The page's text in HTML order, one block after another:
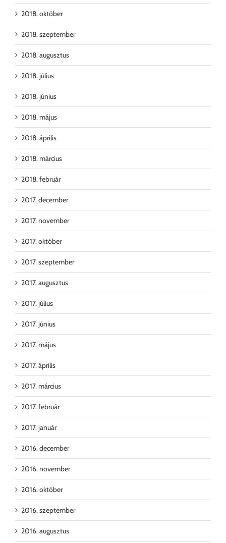
2018. október
2018. szeptember
2018. augusztus
2018. július
2018. június
2018. május
2018. április
2018. március
2018. február
2017. december
2017. november
2017. október
2017. szeptember
2017. augusztus
2017. július
2017. június
2017. május
2017. április
2017. március
2017. február
2017. január
2016. december
2016. november
2016. október
2016. szeptember
2016. augusztus